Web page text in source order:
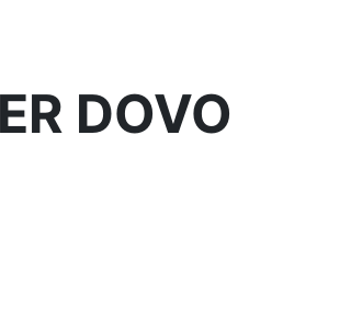
DOVO